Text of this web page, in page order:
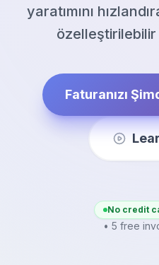
yaratımını
Faturanızı
No credit
• 5 free